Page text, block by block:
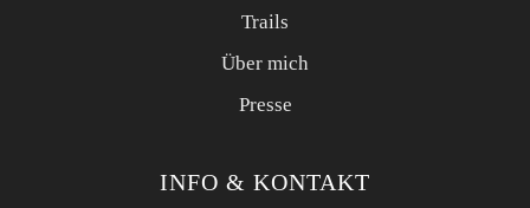
Trails
Über mich
Presse
INFO & KONTAKT